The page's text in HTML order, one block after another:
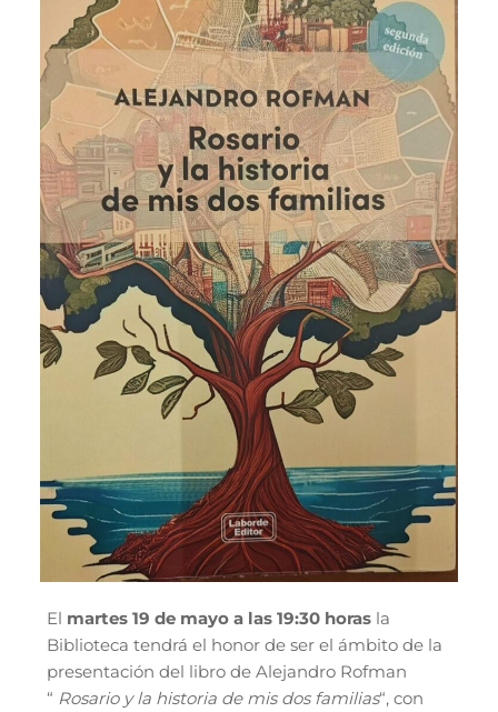
El martes 19 de mayo a las 19:30 horasla
Biblioteca tendrá el honor de ser el ámbito de la
presentación del libro de Alejandro Rofman
“ Rosario y la historia de mis dos familias“, con